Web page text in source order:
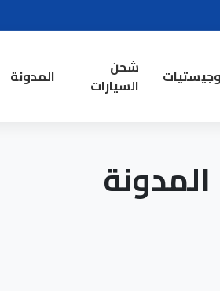
شحن
السيارات
المدونة
المدونة